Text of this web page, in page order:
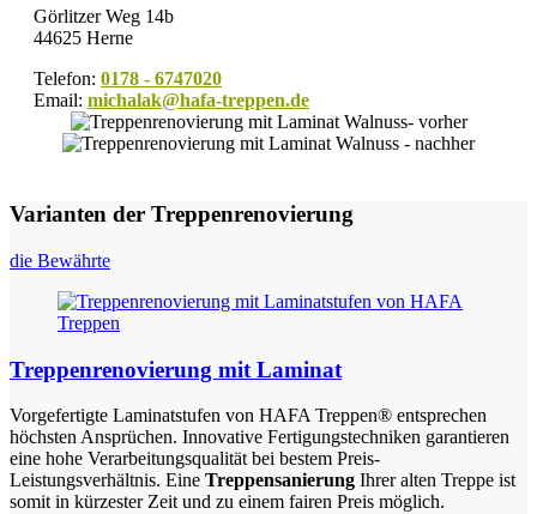
Görlitzer Weg 14b
44625 Herne
Telefon: 0178 - 6747020
Email: michalak@hafa-treppen.de
Varianten der Treppenrenovierung
die Bewährte
Treppenrenovierung mit Laminat
Vorgefertigte Laminatstufen von HAFA Treppen® entsprechen
höchsten Ansprüchen. Innovative Fertigungstechniken garantieren
eine hohe Verarbeitungsqualität bei bestem Preis-
Leistungsverhältnis. Eine Treppensanierung Ihrer alten Treppe ist
somit in kürzester Zeit und zu einem fairen Preis möglich.